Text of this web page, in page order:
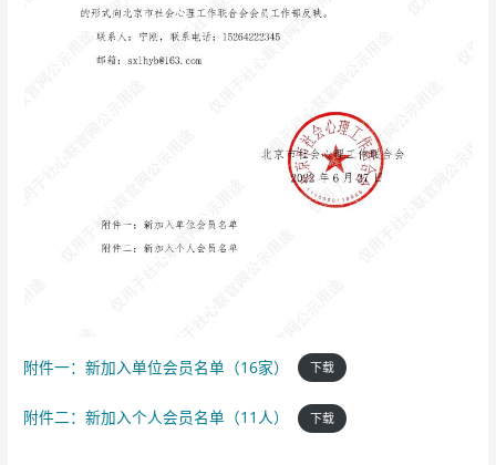
附件一：新加入单位会员名单（16家） 下载
附件二：新加入个人会员名单（11人） 下载